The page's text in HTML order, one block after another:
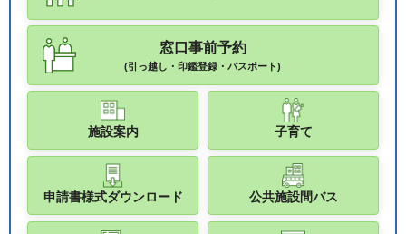
窓口事前予約
(引っ越し・印鑑登録・パスポート)
施設案内 子育て
申請書様式ダウンロード 公共施設間バス